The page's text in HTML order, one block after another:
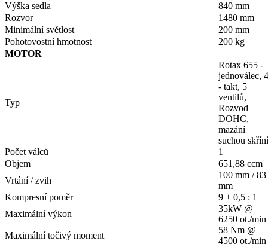
Výška sedla
840 mm
Rozvor
1480 mm
Minimální světlost
200 mm
Pohotovostní hmotnost
200 kg
MOTOR
Typ
Rotax 655 -
jednoválec, 4
- takt, 5
ventilů,
Rozvod
DOHC,
mazání
suchou skříní
Počet válců
1
Objem
651,88 ccm
Vrtání / zvih
100 mm / 83
mm
Kompresní poměr
9 ± 0,5 : 1
Maximální výkon
35kW @
6250 ot./min
Maximální točivý moment
58 Nm @
4500 ot./min